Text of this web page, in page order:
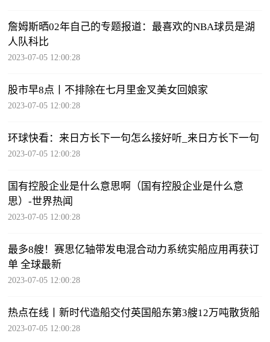
詹姆斯晒02年自己的专题报道：最喜欢的NBA球员是湖
人队科比
2023-07-05 12:00:28
股市早8点丨不排除在七月里金叉美女回娘家
2023-07-05 12:00:28
环球快看：来日方长下一句怎么接好听_来日方长下一句
2023-07-05 12:00:28
国有控股企业是什么意思啊（国有控股企业是什么意
思）-世界热闻
2023-07-05 12:00:28
最多8艘！赛思亿轴带发电混合动力系统实船应用再获订
单 全球最新
2023-07-05 12:00:28
热点在线丨新时代造船交付英国船东第3艘12万吨散货船
2023-07-05 12:00:28